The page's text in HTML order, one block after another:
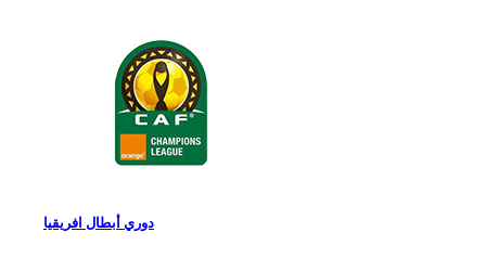
دوري أبطال افريقيا